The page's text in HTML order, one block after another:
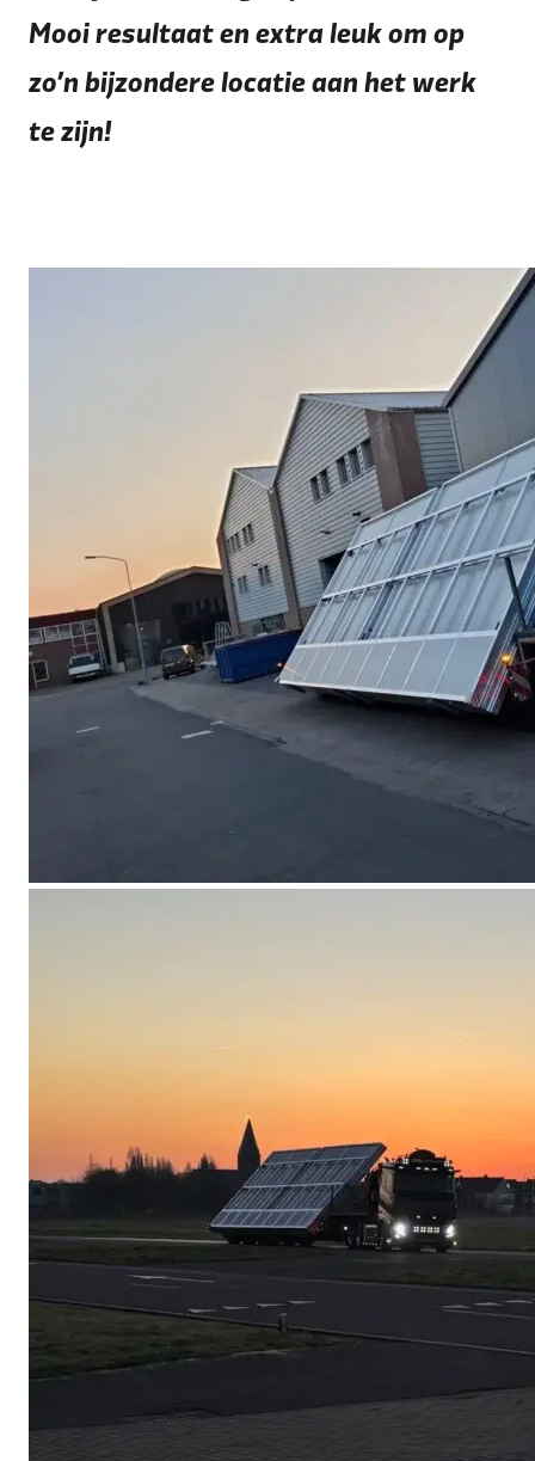
Mooi resultaat en extra leuk om op
zo’n bijzondere locatie aan het werk
te zijn!